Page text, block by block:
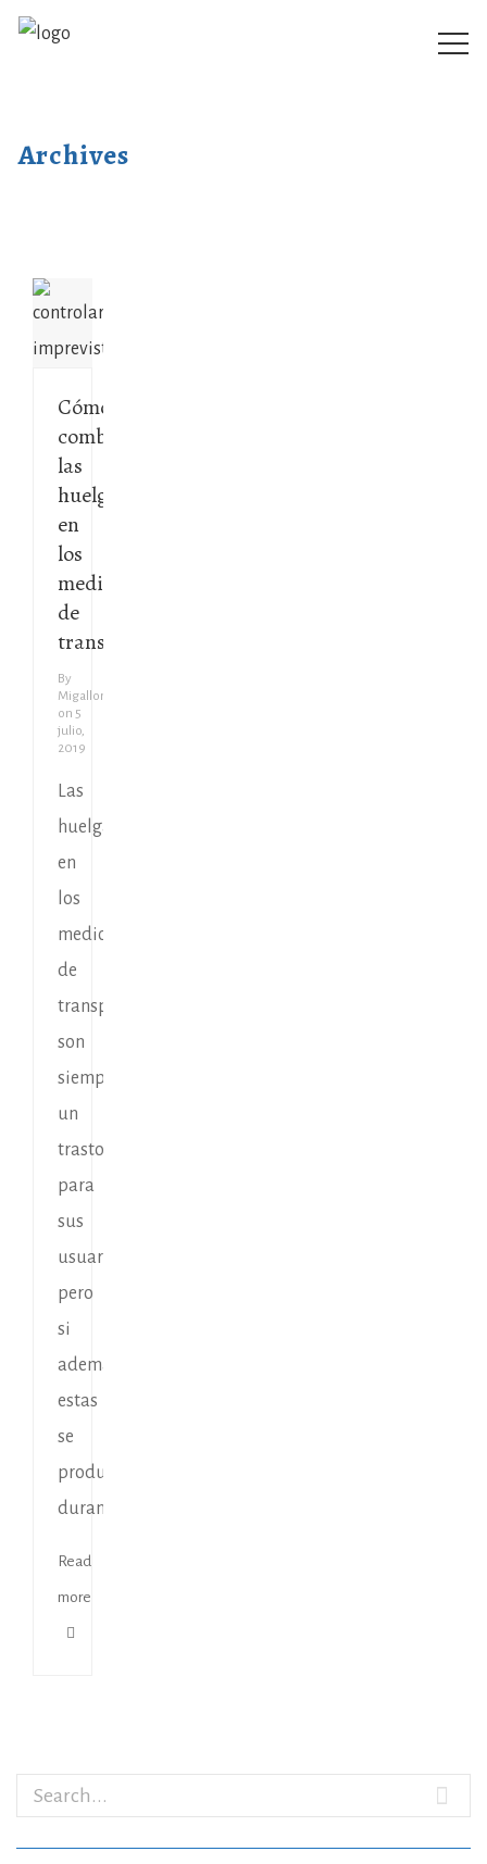
Archives
Cómo
combatir
las
huelgas
en
los
medios
de
transporte
By
Migallon
on 5
julio,
2019
Las
huelgas
en
los
medios
de
transporte
son
siempre
un
trastorno
para
sus
usuarios,
pero
si
además
estas
se
producen
durante...
Read
more